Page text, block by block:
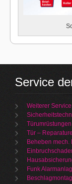
Service
Weiterer
Türumrüstungen
Tür –
Beheben mech.
Funk